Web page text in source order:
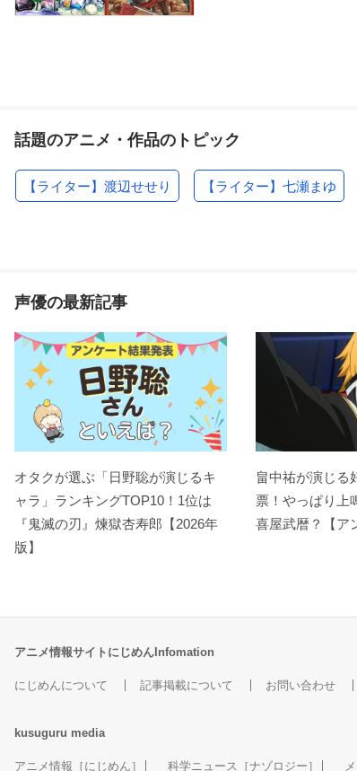
話題のアニメ・作品のトピック
【ライター】渡辺せせり 【ライター】七瀬まゆ
声優の最新記事
オタクが選ぶ「日野聡が演じるキ
ャラ」ランキングTOP10！1位は
『鬼滅の刃』煉󠄁獄杏寿郎【2026年
版】
畠中祐が演じる
票！やっぱり上
喜屋武暦？【ア
アニメ情報サイトにじめんInfomation
にじめんについて 記事掲載について お問い合わせ
kusuguru media
アニメ情報［にじめん］ 科学ニュース［ナゾロジー］